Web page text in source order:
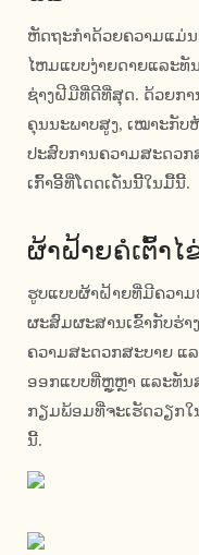
ຫັດຖະກໍາດ້ວຍຄວາມແມ່
ໄຫມແບບງ່າຍດາຍແລະທັ
ຊ່າງຝີມືທີ່ດີທີ່ສຸດ. ດ້ວຍກ
ຄຸນນະພາບສູງ, ເໝາະກັ
ປະສົບການຄວາມສະດວ
ເກົ້າອີ້ທີ່ໂດດເດັ່ນນີ້ໃນມື້ນີ້.
ຜ້າຝ້າຍຄໍເຕົ້າ
ຮູບແບບຜ້າຝ້າຍທີ່ມີຄວາ
ຜະສົມຜະສານເຂົ້າກັບຮ່າ
ຄວາມສະດວກສະບາຍ ແ
ອອກແບບທີ່ຫຼູຫຼາ ແລະທັ
ກຽມພ້ອມທີ່ຈະເຮັດວຽກໃ
ນີ້.